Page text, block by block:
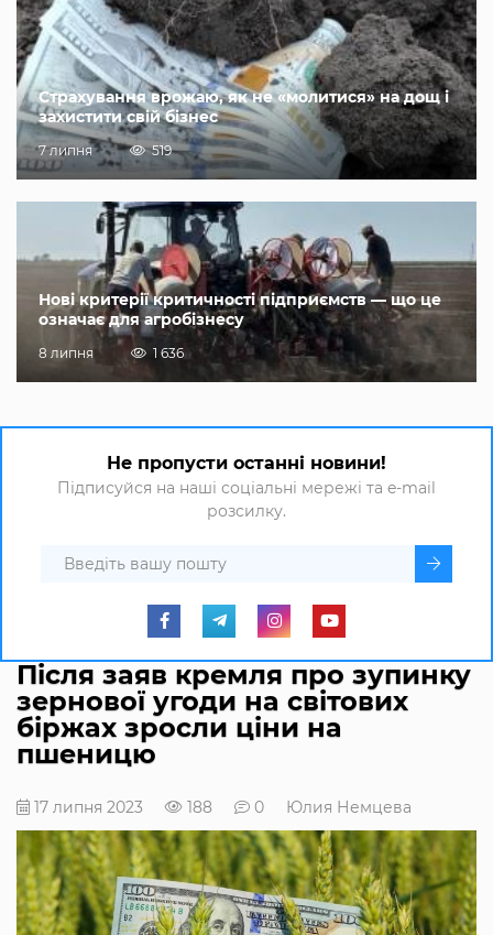
Страхування врожаю, як не «молитися» на дощ і
захистити свій бізнес
7 липня 519
Нові критерії критичності підприємств — що це
означає для агробізнесу
8 липня 1 636
Не пропусти останні новини!
Підписуйся на наші соціальні мережі та e-mail
розсилку.
Після заяв кремля про зупинку
зернової угоди на світових
біржах зросли ціни на
пшеницю
17 липня 2023 188 0 Юлия Немцева